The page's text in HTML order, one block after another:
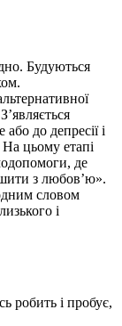
Будуються
до депресії і
На цьому етапі
де
з любов’ю».
словом
і
робить і пробує,